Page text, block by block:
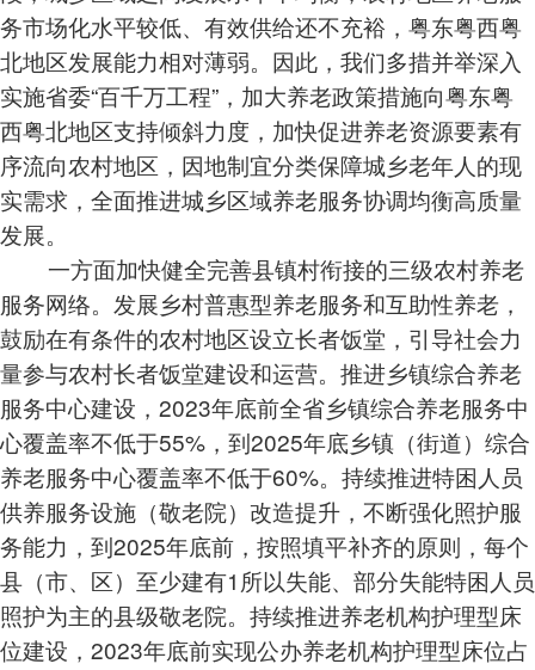
务市场化水平较低、有效供给还不充裕，粤东粤西粤
北地区发展能力相对薄弱。因此，我们多措并举深入
实施省委“百千万工程”，加大养老政策措施向粤东粤
西粤北地区支持倾斜力度，加快促进养老资源要素有
序流向农村地区，因地制宜分类保障城乡老年人的现
实需求，全面推进城乡区域养老服务协调均衡高质量
发展。
一方面加快健全完善县镇村衔接的三级农村养老
服务网络。发展乡村普惠型养老服务和互助性养老，
鼓励在有条件的农村地区设立长者饭堂，引导社会力
量参与农村长者饭堂建设和运营。推进乡镇综合养老
服务中心建设，2023年底前全省乡镇综合养老服务中
心覆盖率不低于55%，到2025年底乡镇（街道）综合
养老服务中心覆盖率不低于60%。持续推进特困人员
供养服务设施（敬老院）改造提升，不断强化照护服
务能力，到2025年底前，按照填平补齐的原则，每个
县（市、区）至少建有1所以失能、部分失能特困人员
照护为主的县级敬老院。持续推进养老机构护理型床
位建设，2023年底前实现公办养老机构护理型床位占